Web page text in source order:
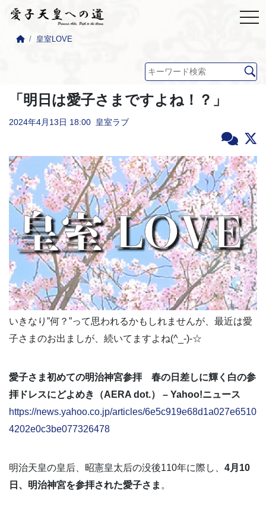
皇室LOVE
「明日は愛子さまですよね！？」
2024年4月13日 18:00 皇室ラブ
いきなり”何？”って思われるかもしれませんが、最近は愛
子さまのお出ましが、続いてますよね(^_-)-☆
愛子さま初めての明治神宮参拝 春の日差しに輝く白の参
拝ドレスにどよめき（AERA dot.） – Yahoo!ニュース
https://news.yahoo.co.jp/articles/6e5c919e68d1a027e6510
4202e0c3be077326478
明治天皇の皇后、昭憲皇太后の没後110年に際し、 4月10
日、明治神宮を参拝された愛子さま 。